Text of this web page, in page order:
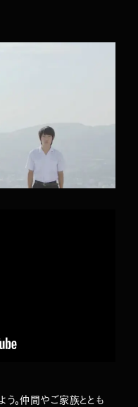
う。仲間やご家族ととも